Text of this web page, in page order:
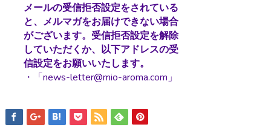
メールの受信拒否設定をされている
と、メルマガをお届けできない場合
がございます。受信拒否設定を解除
していただくか、以下アドレスの受
信設定をお願いいたします。
・「news-letter@mio-aroma.com」